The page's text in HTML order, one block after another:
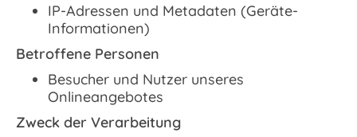
IP-Adressen und Metadaten (Geräte-
Informationen)
Betroffene Personen
Besucher und Nutzer unseres
Onlineangebotes
Zweck der Verarbeitung